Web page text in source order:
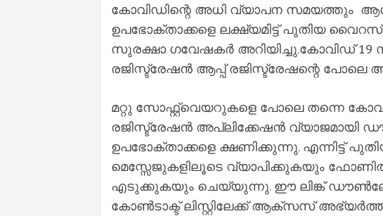
കോവിഡിന്റെ അധി വ്യാപന
ഉപഭോക്താക്കളെ ലക്ഷ്യമിട്ട് പുതിയ
സുരക്ഷാ ഗവേഷകർ അറിയിച്ചു.കോവിഡ്
രജിസ്ട്രേഷൻ ആപ്പ് രജിസ്ട്രേഷന്റെ പോലെ
മറ്റു സോഫ്റ്റ്‌വെയറുകളെ പോലെ തന്നെ
രജിസ്ട്രേഷൻ അപ്ലിക്കേഷൻ
ഉപഭോക്താക്കളെ ക്ഷണിക്കുന്നു. എന്നിട്ട്
മെസ്സേജുകളിലൂടെ വ്യാപിക്കുകയും ഫോണിൽ
എടുക്കുകയും ചെയ്യുന്നു. ഈ ലിങ്ക്
കോൺടാക്ട് ലിസ്റ്റിലേക്ക് ആക്സസ്